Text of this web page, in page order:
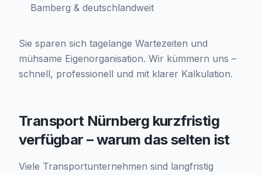
Bamberg & deutschlandweit
Sie sparen sich tagelange Wartezeiten und
mühsame Eigenorganisation. Wir kümmern uns –
schnell, professionell und mit klarer Kalkulation.
Transport Nürnberg kurzfristig
verfügbar – warum das selten ist
Viele Transportunternehmen sind langfristig